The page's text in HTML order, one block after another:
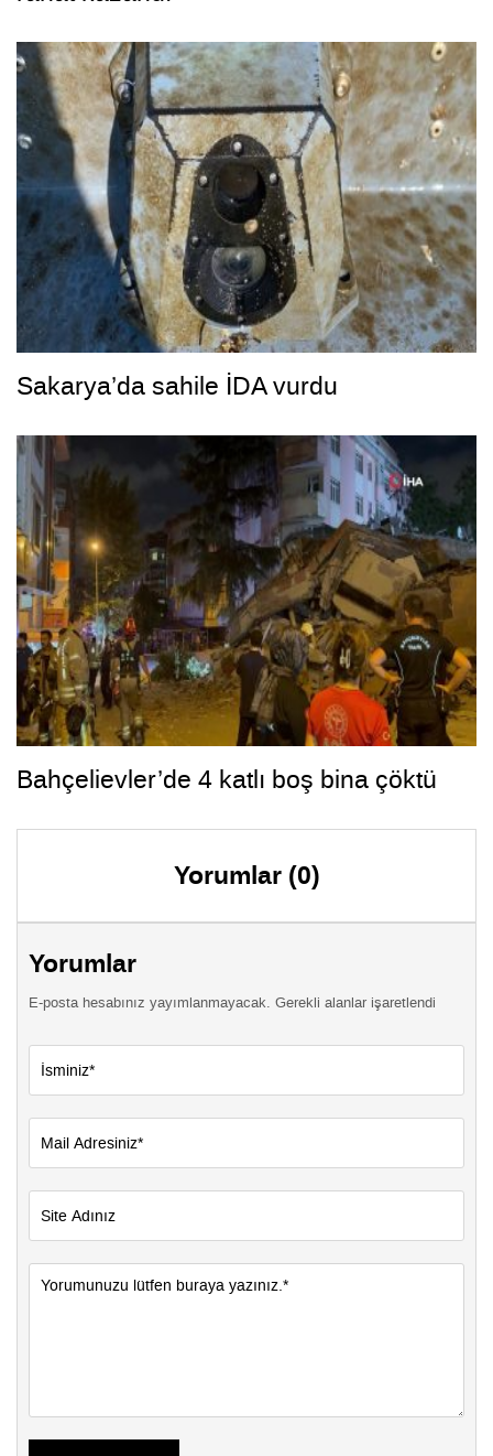
Sakarya’da sahile İDA vurdu
Bahçelievler’de 4 katlı boş bina çöktü
Yorumlar (0)
Yorumlar
E-posta hesabınız yayımlanmayacak. Gerekli alanlar işaretlendi